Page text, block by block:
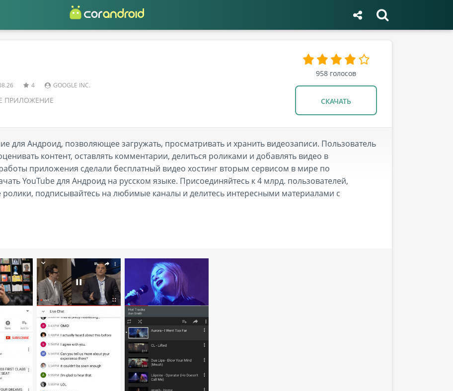
4 GOOGLE INC.
ПРИЛОЖЕНИЕ
958 голосов
СКАЧАТЬ
для Андроид, позволяющее загружать, просматривать и хранить видеозаписи. Пользователь
контент, оставлять комментарии, делиться роликами и добавлять видео в
приложения сделали бесплатный видео хостинг вторым сервисом в мире по
YouTube для Андроид на русском языке. Присоединяйтесь к 4 млрд. пользователей,
ролики, подписывайтесь на любимые каналы и делитесь интересными материалами с